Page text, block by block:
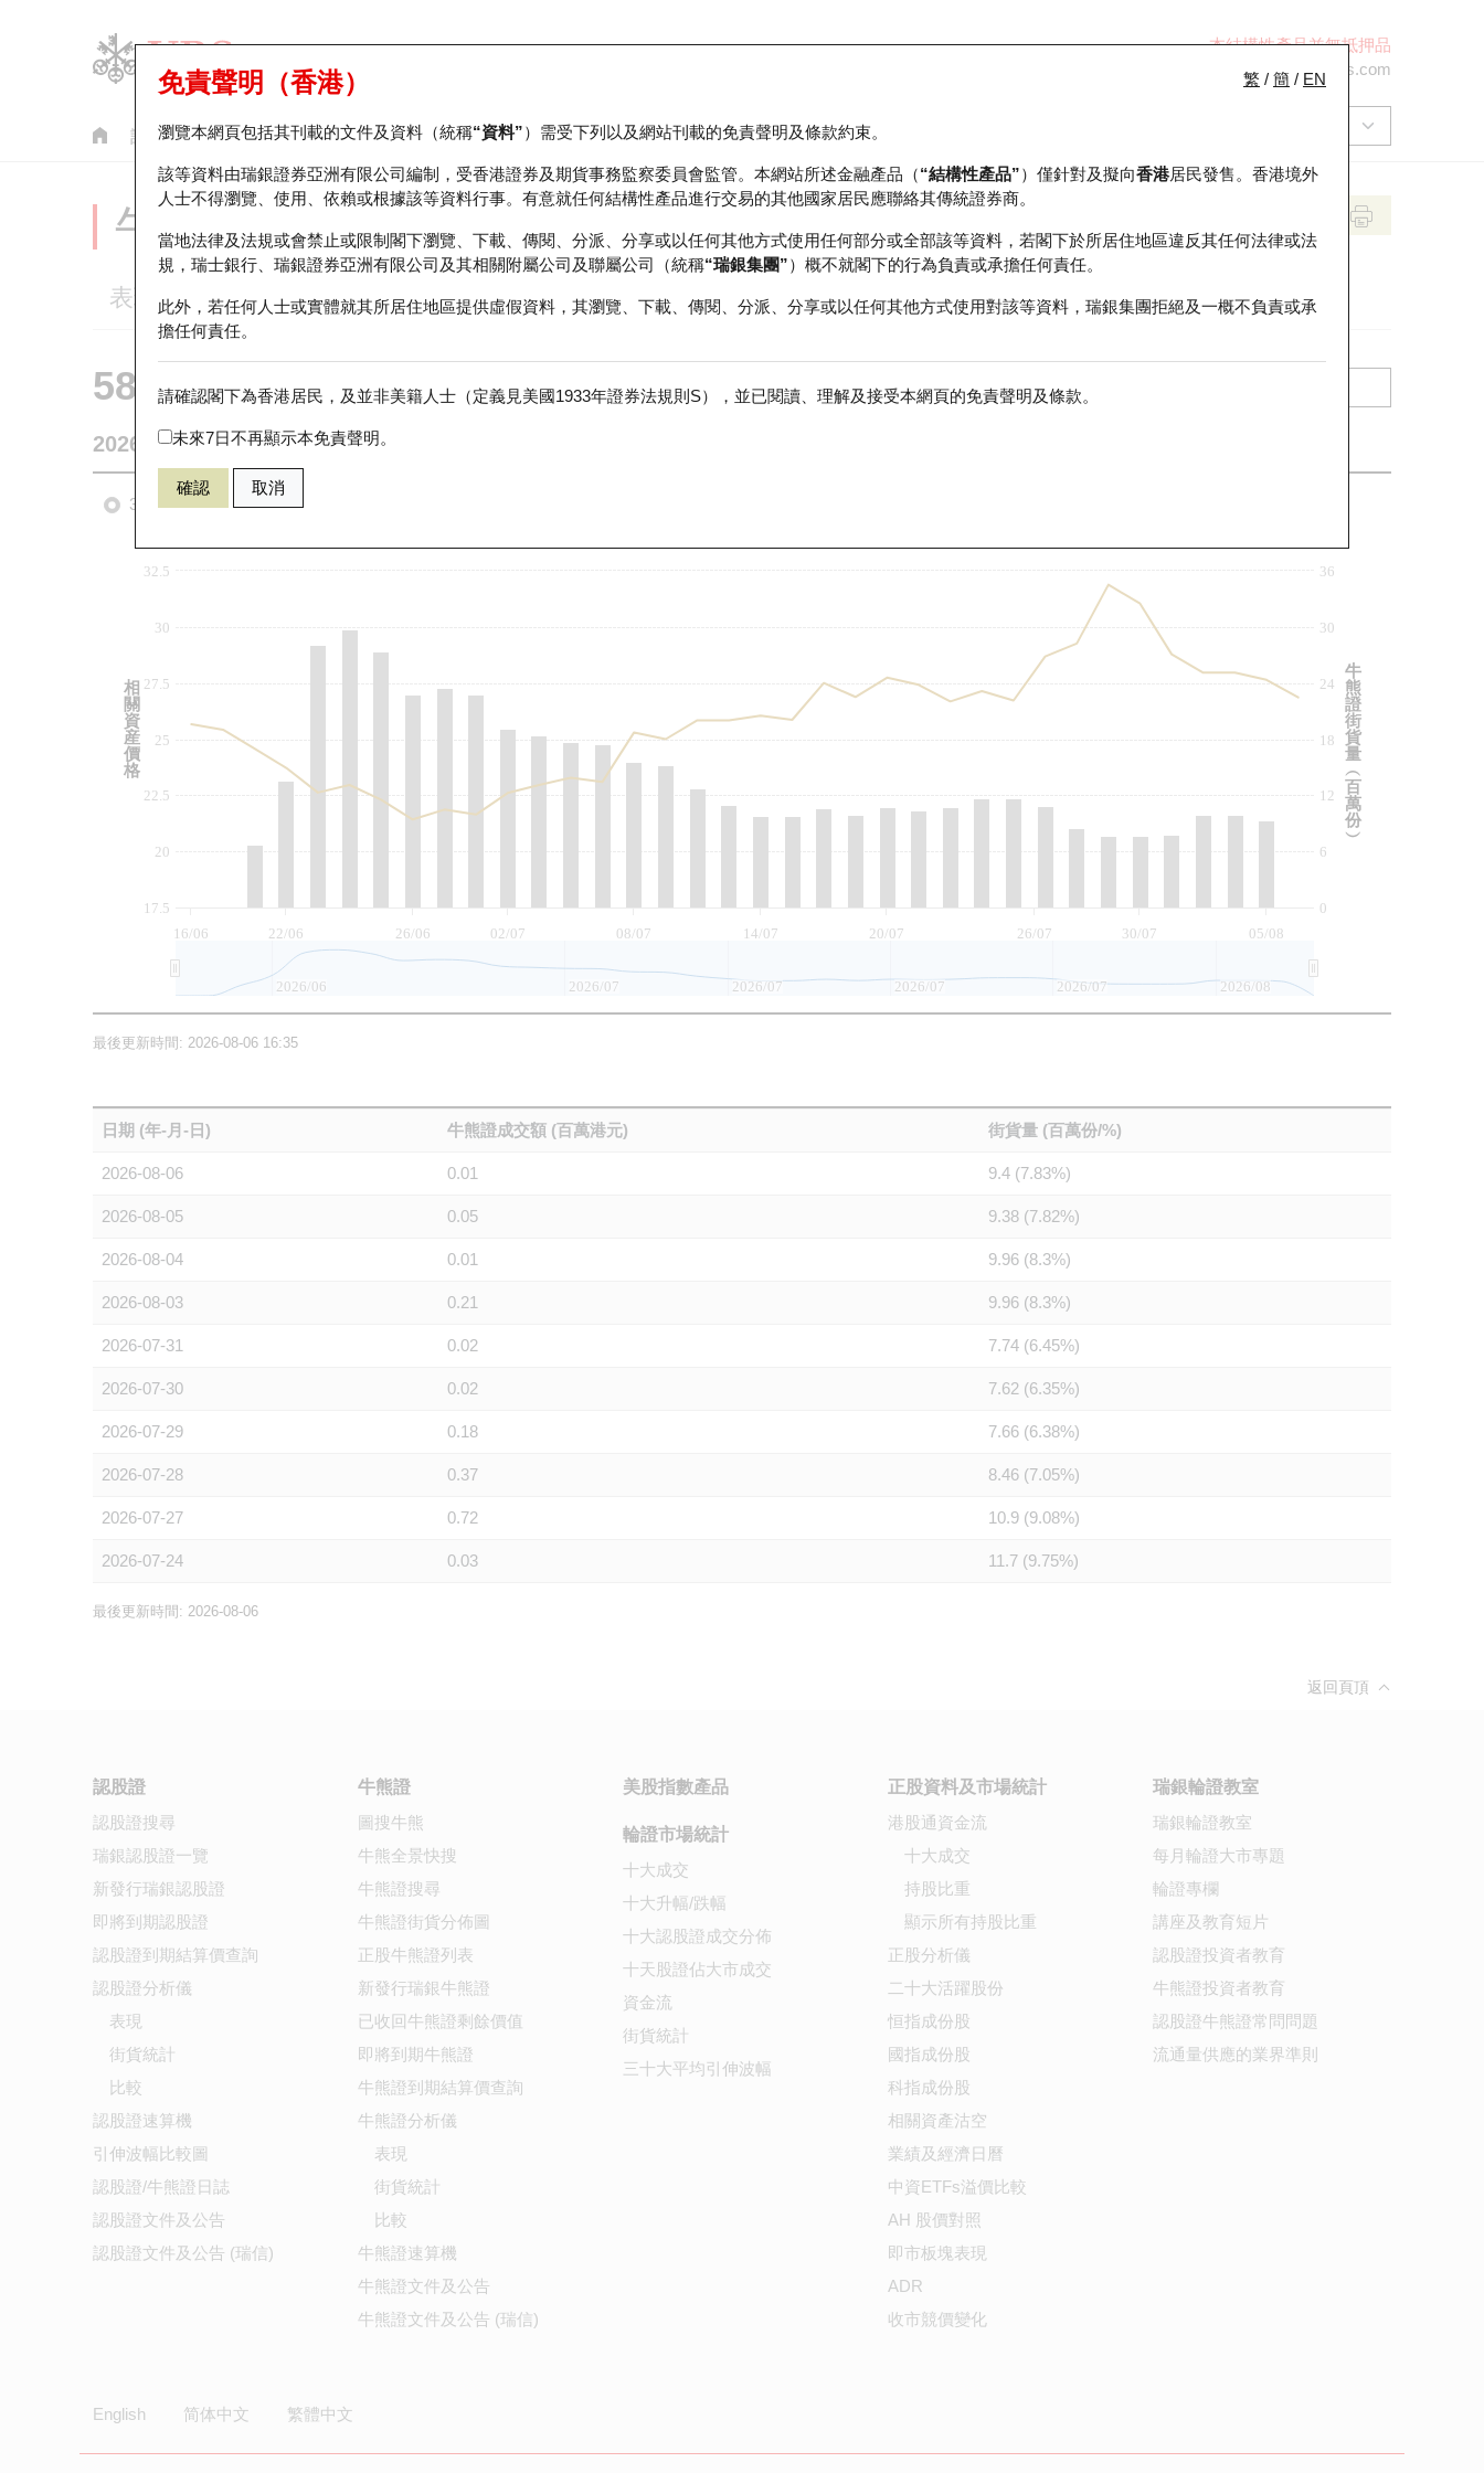
本結構性產品並無抵押品
ol-hkwarrants@ubs.com
認股證 牛熊證 美股指數產品 輪證市場統計 正股資料及市場統計 瑞銀輪證教室
繁 / 簡 / EN
免責聲明（香港）
瀏覽本網頁包括其刊載的文件及資料（統稱“資料”）需受下列以及網站刊載的免責聲明及條款約束。
該等資料由瑞銀證券亞洲有限公司編制，受香港證券及期貨事務監察委員會監管。本網站所述金融產品（“結構性產品”）僅針對及擬向香港居民發售。香港境外
人士不得瀏覽、使用、依賴或根據該等資料行事。有意就任何結構性產品進行交易的其他國家居民應聯絡其傳統證券商。
當地法律及法規或會禁止或限制閣下瀏覽、下載、傳閱、分派、分享或以任何其他方式使用任何部分或全部該等資料，若閣下於所居住地區違反其任何法律或法
規，瑞士銀行、瑞銀證券亞洲有限公司及其相關附屬公司及聯屬公司（統稱“瑞銀集團”）概不就閣下的行為負責或承擔任何責任。
此外，若任何人士或實體就其所居住地區提供虛假資料，其瀏覽、下載、傳閱、分派、分享或以任何其他方式使用對該等資料，瑞銀集團拒絕及一概不負責或承
擔任何責任。
請確認閣下為香港居民，及並非美籍人士（定義見美國1933年證券法規則S），並已閱讀、理解及接受本網頁的免責聲明及條款。
未來7日不再顯示本免責聲明。
確認 取消
牛熊證分析儀
表現 街貨統計 比較
58009 瑞銀牛證 1810 小米集團
2026-08-06 相關資產價格26.86
3個月 6個月
16/06 22/06 26/06 02/07 08/07 14/07 20/07 26/07 30/07 05/08
0
6
12
18
24
30
36
17.5
20
22.5
25
27.5
30
32.5
2026/06 2026/07 2026/07 2026/07 2026/07 2026/08
牛
熊
證
街
貨
量
︵
百
萬
份
︶
相
關
資
産
價
格
最後更新時間: 2026-08-06 16:35
日期 (年-月-日) 牛熊證成交額 (百萬港元) 街貨量 (百萬份/%)
2026-08-06 0.01 9.4 (7.83%)
2026-08-05 0.05 9.38 (7.82%)
2026-08-04 0.01 9.96 (8.3%)
2026-08-03 0.21 9.96 (8.3%)
2026-07-31 0.02 7.74 (6.45%)
2026-07-30 0.02 7.62 (6.35%)
2026-07-29 0.18 7.66 (6.38%)
2026-07-28 0.37 8.46 (7.05%)
2026-07-27 0.72 10.9 (9.08%)
2026-07-24 0.03 11.7 (9.75%)
最後更新時間: 2026-08-06
返回頁頂
認股證
認股證搜尋
瑞銀認股證一覽
新發行瑞銀認股證
即將到期認股證
認股證到期結算價查詢
認股證分析儀
表現
街貨統計
比較
認股證速算機
引伸波幅比較圖
認股證/牛熊證日誌
認股證文件及公告
認股證文件及公告 (瑞信)
牛熊證
圖搜牛熊
牛熊全景快搜
牛熊證搜尋
牛熊證街貨分佈圖
正股牛熊證列表
新發行瑞銀牛熊證
已收回牛熊證剩餘價值
即將到期牛熊證
牛熊證到期結算價查詢
牛熊證分析儀
表現
街貨統計
比較
牛熊證速算機
牛熊證文件及公告
牛熊證文件及公告 (瑞信)
美股指數產品
輪證市場統計
十大成交
十大升幅/跌幅
十大認股證成交分佈
十天股證佔大市成交
資金流
街貨統計
三十大平均引伸波幅
正股資料及市場統計
港股通資金流
十大成交
持股比重
顯示所有持股比重
正股分析儀
二十大活躍股份
恒指成份股
國指成份股
科指成份股
相關資產沽空
業績及經濟日曆
中資ETFs溢價比較
AH 股價對照
即市板塊表現
ADR
收市競價變化
瑞銀輪證教室
瑞銀輪證教室
每月輪證大市專題
輪證專欄
講座及教育短片
認股證投資者教育
牛熊證投資者教育
認股證牛熊證常問問題
流通量供應的業界準則
English 简体中文 繁體中文